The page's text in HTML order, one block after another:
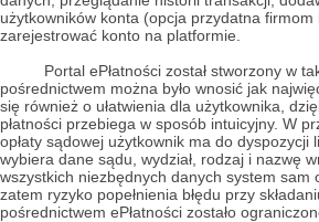
użytkowników konta (opcja przydatna
zarejestrować konto na platformie.
Portal ePłatności został stworzony w
pośrednictwem można było wnosić jak
się również o ułatwienia dla użytkownika,
płatności przebiega w sposób intuicyjny. W
opłaty sądowej użytkownik ma do dyspozycji
wybiera dane sądu, wydział, rodzaj i nazwę
wszystkich niezbędnych danych system sam
zatem ryzyko popełnienia błędu przy
pośrednictwem ePłatności zostało